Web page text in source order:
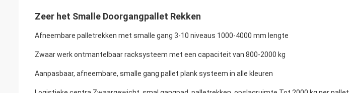
Zeer het Smalle Doorgangpallet Rekken
Afneembare palletrekken met smalle gang 3-10 niveaus 1000-4000 mm lengte
Zwaar werk ontmantelbaar racksysteem met een capaciteit van 800-2000 kg
Aanpasbaar, afneembare, smalle gang pallet plank systeem in alle kleuren